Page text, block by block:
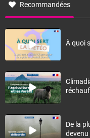
Recommandées
À quoi
De la